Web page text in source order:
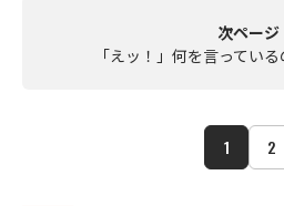
次ページ
「えッ！」何を言ってい
1 2